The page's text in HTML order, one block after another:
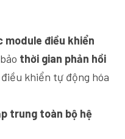
module điều khiển
thời gian phản hồi
khiển tự động hóa
trung toàn bộ hệ